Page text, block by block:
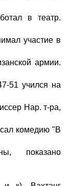
в театр.
участие в
армии.
51 учился на
Нар. т-ра,
комедию "В
показано